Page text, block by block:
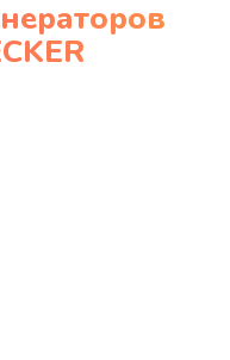
элемента
креплений,